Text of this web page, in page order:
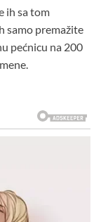
ih sa tom
samo premažite
pećnicu na 200